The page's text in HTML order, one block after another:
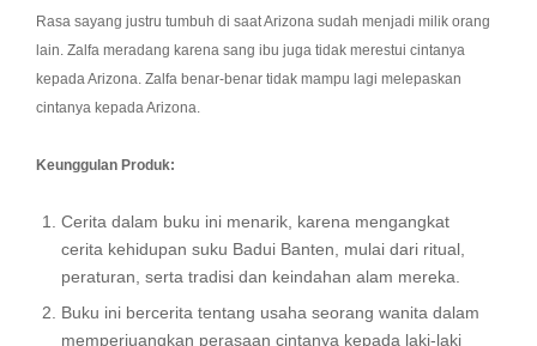
Rasa sayang justru tumbuh di saat Arizona sudah menjadi milik orang
lain. Zalfa meradang karena sang ibu juga tidak merestui cintanya
kepada Arizona. Zalfa benar-benar tidak mampu lagi melepaskan
cintanya kepada Arizona.
Keunggulan Produk:
Cerita dalam buku ini menarik, karena mengangkat
cerita kehidupan suku Badui Banten, mulai dari ritual,
peraturan, serta tradisi dan keindahan alam mereka.
Buku ini bercerita tentang usaha seorang wanita dalam
memperjuangkan perasaan cintanya kepada laki-laki